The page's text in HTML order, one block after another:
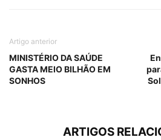
Artigo anterior
MINISTÉRIO DA SAÚDE
GASTA MEIO BILHÃO EM
SONHOS
ARTIGOS